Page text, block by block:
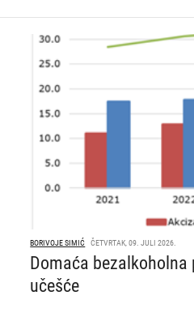
BORIVOJE SIMIĆ ČETVRTAK, 09. JULI 2026.
Domaća
učešće